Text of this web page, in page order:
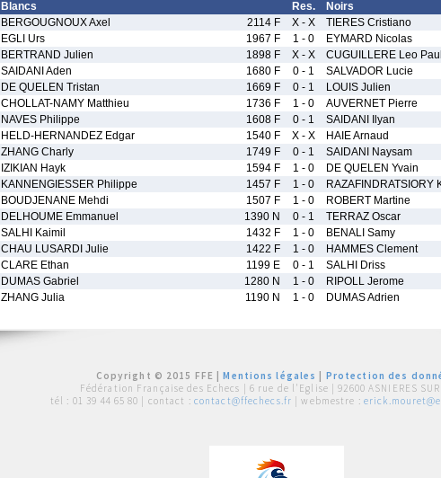
Blancs Res. Noirs
BERGOUGNOUX Axel 2114 F X - X TIERES Cristiano
EGLI Urs 1967 F 1 - 0 EYMARD Nicolas
BERTRAND Julien 1898 F X - X CUGUILLERE Leo Paul
SAIDANI Aden 1680 F 0 - 1 SALVADOR Lucie
DE QUELEN Tristan 1669 F 0 - 1 LOUIS Julien
CHOLLAT-NAMY Matthieu 1736 F 1 - 0 AUVERNET Pierre
NAVES Philippe 1608 F 0 - 1 SAIDANI Ilyan
HELD-HERNANDEZ Edgar 1540 F X - X HAIE Arnaud
ZHANG Charly 1749 F 0 - 1 SAIDANI Naysam
IZIKIAN Hayk 1594 F 1 - 0 DE QUELEN Yvain
KANNENGIESSER Philippe 1457 F 1 - 0 RAZAFINDRATSIORY
BOUDJENANE Mehdi 1507 F 1 - 0 ROBERT Martine
DELHOUME Emmanuel 1390 N 0 - 1 TERRAZ Oscar
SALHI Kaimil 1432 F 1 - 0 BENALI Samy
CHAU LUSARDI Julie 1422 F 1 - 0 HAMMES Clement
CLARE Ethan 1199 E 0 - 1 SALHI Driss
DUMAS Gabriel 1280 N 1 - 0 RIPOLL Jerome
ZHANG Julia 1190 N 1 - 0 DUMAS Adrien
Copyright © 2015 FFE |Mentions légales
Protection des
Fédération Française des Echecs | 6 rue de l'Eglise | 92600 ASNIERES SUR
tél : 01 39 44 65 80 | contact : contact@ffechecs.fr | webmestre :